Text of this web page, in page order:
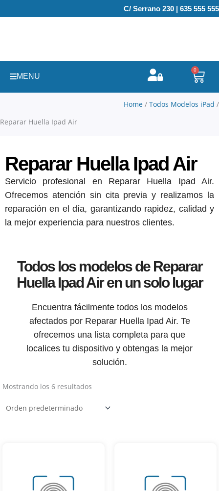
al
C/ Serrano 230 | 635 555 555
MENU
0
Home / Todos Modelos iPad /
Reparar Huella Ipad Air
Reparar Huella Ipad Air
Servicio profesional en Reparar Huella Ipad Air.
Ofrecemos atención sin cita previa y realizamos la
reparación en el día, garantizando rapidez, calidad y
la mejor experiencia para nuestros clientes.
Todos los modelos de Reparar
Huella Ipad Air en un solo lugar
Encuentra fácilmente todos los modelos
afectados por Reparar Huella Ipad Air. Te
ofrecemos una lista completa para que
localices tu dispositivo y obtengas la mejor
solución.
Mostrando los 6 resultados